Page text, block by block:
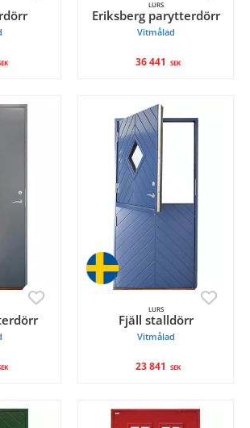
LURS
Eriksberg parytterdörr
Vitmålad
36 441 SEK
LURS
Fjäll stalldörr
Vitmålad
23 841 SEK